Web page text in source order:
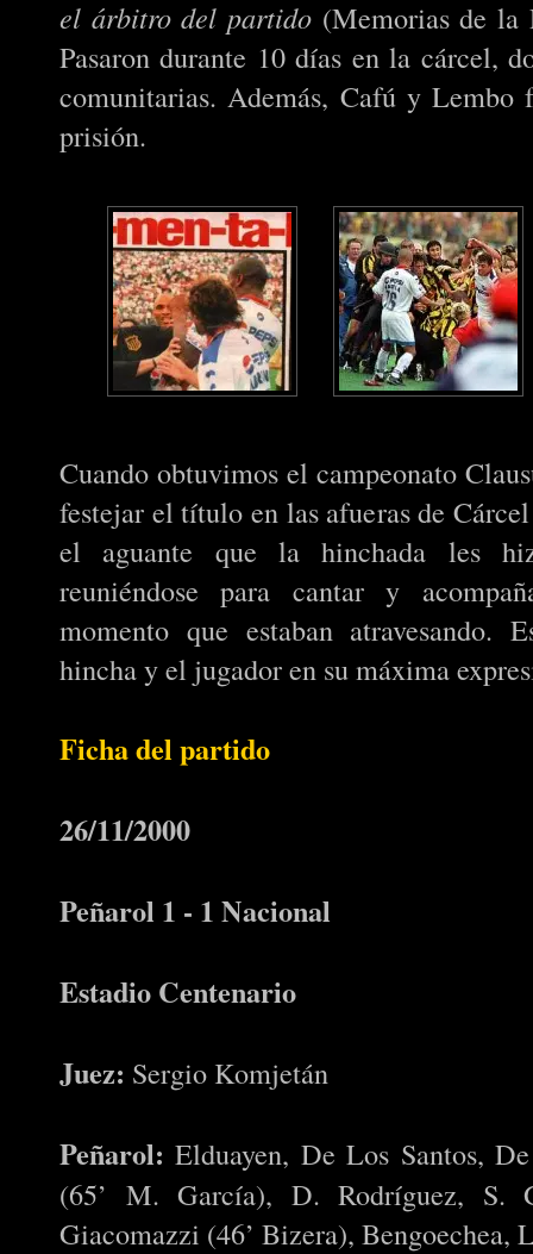
el árbitro del partido (Memorias de la
Pasaron durante 10 días en la cárcel,
comunitarias. Además, Cafú y Lembo
prisión.
Cuando obtuvimos el campeonato
festejar el título en las afueras de
el aguante que la hinchada les
reuniéndose para cantar y
momento que estaban
hincha y el jugador en su máxima
Ficha del partido
26/11/2000
Peñarol 1 - 1 Nacional
Estadio Centenario
Juez: Sergio Komjetán
Peñarol: Elduayen, De Los Santos,
(65’ M. García), D. Rodríguez, S.
Giacomazzi (46’ Bizera), Bengoechea,